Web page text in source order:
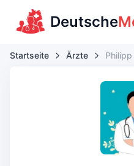
Deutsche
Startseite Ärzte